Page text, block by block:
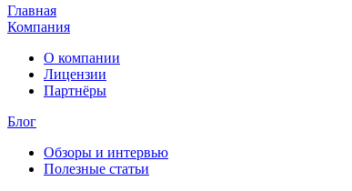
Главная
Компания
О компании
Лицензии
Партнёры
Блог
Обзоры и интервью
Полезные статьи